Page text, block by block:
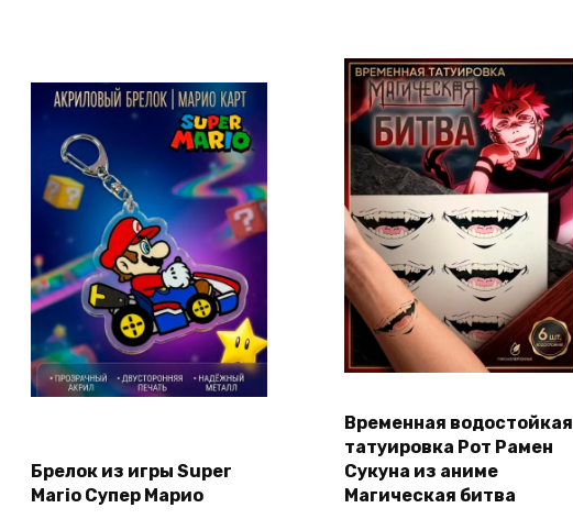
параметры
товар
имеет
Брелок из игры Super
Mario Супер Марио
В корзину
Временная водостойкая
татуировка Рот Рамен
Сукуна из аниме
Магическая битва